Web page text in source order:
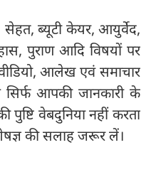
सेहत, ब्यूटी केयर, आयुर्वेद,
पुराण आदि विषयों पर
वीडियो, आलेख एवं समाचार
आपकी जानकारी के
वेबदुनिया नहीं करता
की सलाह जरूर लें।